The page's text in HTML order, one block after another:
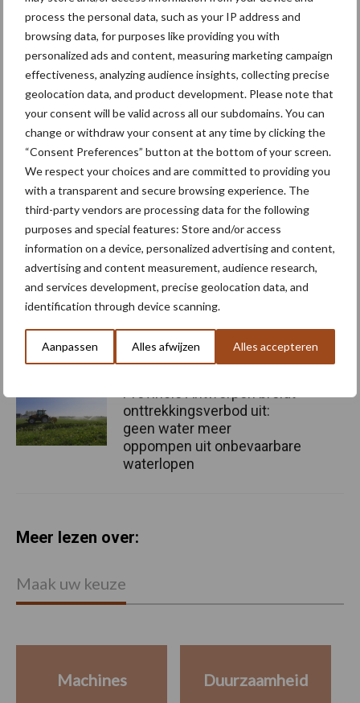
process the personal data, such as your IP address and
browsing data, for purposes like providing you with
personalized ads and content, measuring marketing campaign
effectiveness, analyzing audience insights, collecting precise
geolocation data, and product development. Please note that
your consent will be valid across all our subdomains. You can
change or withdraw your consent at any time by clicking the
“Consent Preferences” button at the bottom of your screen.
We respect your choices and are committed to providing you
with a transparent and secure browsing experience. The
third-party vendors are processing data for the following
purposes and special features: Store and/or access
information on a device, personalized advertising and content,
advertising and content measurement, audience research,
and services development, precise geolocation data, and
identification through device scanning.
Aanpassen Alles afwijzen Alles accepteren
VARITRON 470 Platinum TERRA TRAC met bodemvriendelijk
Bron:Grimme
Meer artikelen over
“Hoge verwachtingen van
schijven voor kouters”
Nieuwe compacte
gedragen pootcombinatie
Provincie Antwerpen breidt
onttrekkingsverbod uit:
geen water meer
oppompen uit onbevaarbare
waterlopen
Meer lezen over:
Maak uw keuze
Machines Duurzaamheid